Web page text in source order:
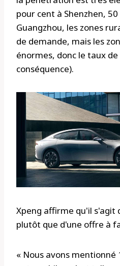
pour cent à Shenzhen,
Guangzhou, les zones
de demande, mais les
énormes, donc le taux
conséquence).
Xpeng affirme qu'il s'agit
plutôt que d'une offre à
« Nous avons